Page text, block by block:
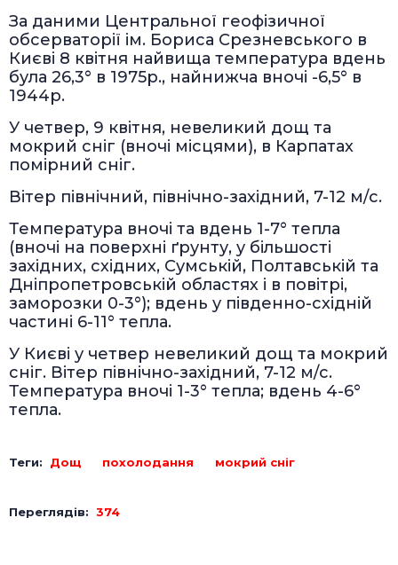
За даними Центральної геофізичної
обсерваторії ім. Бориса Срезневського в
Києві 8 квітня найвища температура вдень
була 26,3° в 1975р., найнижча вночі -6,5° в
1944р.
У четвер, 9 квітня, невеликий дощ та
мокрий сніг (вночі місцями), в Карпатах
помірний сніг.
Вітер північний, північно-західний, 7-12 м/с.
Температура вночі та вдень 1-7° тепла
(вночі на поверхні ґрунту, у більшості
західних, східних, Сумській, Полтавській та
Дніпропетровській областях і в повітрі,
заморозки 0-3°); вдень у південно-східній
частині 6-11° тепла.
У Києві у четвер невеликий дощ та мокрий
сніг. Вітер північно-західний, 7-12 м/с.
Температура вночі 1-3° тепла; вдень 4-6°
тепла.
Теги: Дощ похолодання мокрий сніг
Переглядів: 374